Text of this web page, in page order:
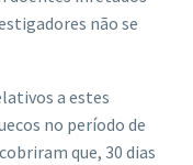
não se
a estes
no período de
que, 30 dias